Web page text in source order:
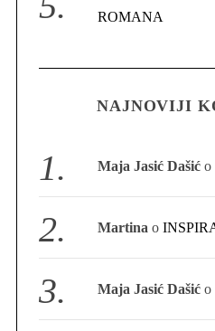
ROMANA
NAJNOVIJI
Maja Jasić Dašić o
Martina o
Maja Jasić Dašić o
r
c
h
f
o
r
: